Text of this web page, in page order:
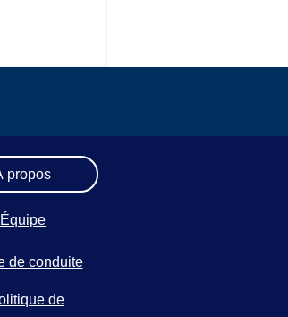
propos
Équipe
de conduite
de